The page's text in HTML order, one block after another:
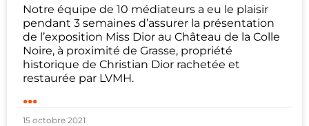
Notre équipe de 10 médiateurs a eu le plaisir
pendant 3 semaines d’assurer la présentation
de l’exposition Miss Dior au Château de la Colle
Noire, à proximité de Grasse, propriété
historique de Christian Dior rachetée et
restaurée par LVMH.
...
15 octobre 2021